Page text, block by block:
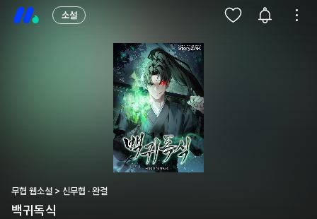
소설
무협 웹소설 > 신무협 · 완결
백귀독식